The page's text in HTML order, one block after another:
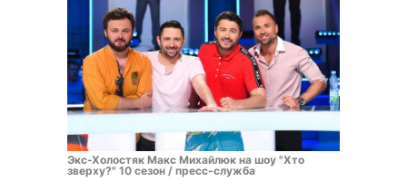
Экс-Холостяк Макс Михайлюк на шоу "Хто
зверху?" 10 сезон / пресс-служба